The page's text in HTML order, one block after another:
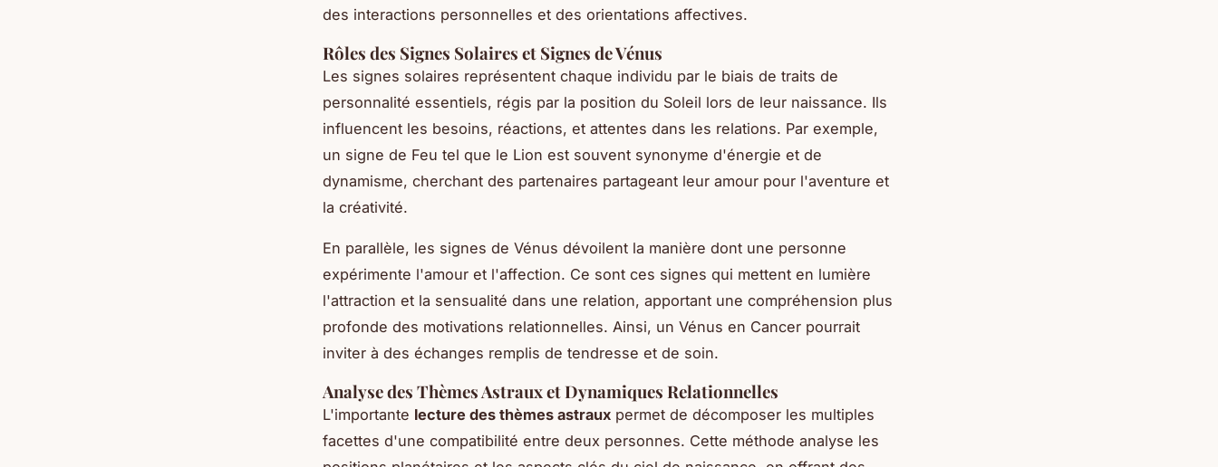
des interactions personnelles et des orientations affectives.
Rôles des Signes Solaires et Signes de Vénus
Les signes solaires représentent chaque individu par le biais de traits de
personnalité essentiels, régis par la position du Soleil lors de leur naissance. Ils
influencent les besoins, réactions, et attentes dans les relations. Par exemple,
un signe de Feu tel que le Lion est souvent synonyme d'énergie et de
dynamisme, cherchant des partenaires partageant leur amour pour l'aventure et
la créativité.
En parallèle, les signes de Vénus dévoilent la manière dont une personne
expérimente l'amour et l'affection. Ce sont ces signes qui mettent en lumière
l'attraction et la sensualité dans une relation, apportant une compréhension plus
profonde des motivations relationnelles. Ainsi, un Vénus en Cancer pourrait
inviter à des échanges remplis de tendresse et de soin.
Analyse des Thèmes Astraux et Dynamiques Relationnelles
L'importante lecture des thèmes astraux permet de décomposer les multiples
facettes d'une compatibilité entre deux personnes. Cette méthode analyse les